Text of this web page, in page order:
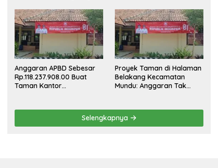
Konstituen ke Dewan Pers
Anggaran APBD Sebesar
Rp.118.237.908.00 Buat
Taman Kantor
Dipertanggungjawabkan
Proyek Taman di Halaman
Belakang Kecamatan
Mundu: Anggaran Tak
Selengkapnya